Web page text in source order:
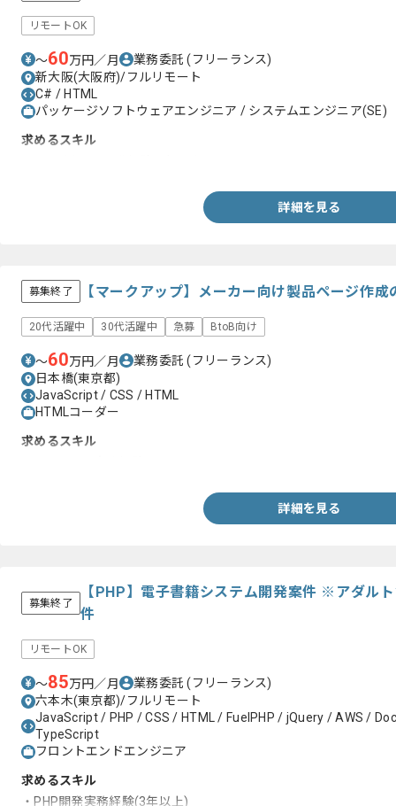
リモートOK
〜60万円／月 業務委託(フリーランス)
新大阪(大阪府)/フルリモート
C# / HTML
パッケージソフトウェアエンジニア / システムエンジニア(SE)
求めるスキル
詳細を見る
募集終了 【マークアップ】メーカー向け製品ページ作
20代活躍中 30代活躍中 急募 BtoB向け
〜60万円／月 業務委託(フリーランス)
日本橋(東京都)
JavaScript / CSS / HTML
HTMLコーダー
求めるスキル
詳細を見る
募集終了
【PHP】電子書籍システム開発案件 ※アダル
件
リモートOK
〜85万円／月 業務委託(フリーランス)
六本木(東京都)/フルリモート
JavaScript / PHP / CSS / HTML / FuelPHP / jQuery / AWS /
TypeScript
フロントエンドエンジニア
求めるスキル
・PHP開発実務経験(3年以上)